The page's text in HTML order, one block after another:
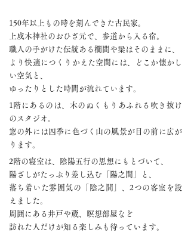
150年以上もの時を刻んできた古民家。
上成木神社のおひざ元で、参道から入る宿。
職人の手がけた伝統ある欄間や梁はそのままに、
より快適につくりかえた空間には、どこか懐かし
い空気と、
ゆったりとした時間が流れています。
1階にあるのは、木のぬくもりあふれる吹き抜け
のスタジオ。
窓の外には四季に色づく山の風景が目の前に広が
ります。
2階の寝室は、陰陽五行の思想にもとづいて、
陽ざしがたっぷり差し込む「陽之間」と、
落ち着いた雰囲気の「陰之間」、2つの客室を設
えました。
周囲にある井戸や蔵、瞑想部屋など
訪れた人だけが知る楽しみも待っています。